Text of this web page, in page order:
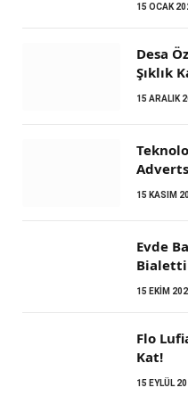
15 OCAK
Desa
Şıklık
15 ARALIK
15 KASIM
Evde
Bialetti
15 EKIM
Flo
Kat!
15 EYLÜL